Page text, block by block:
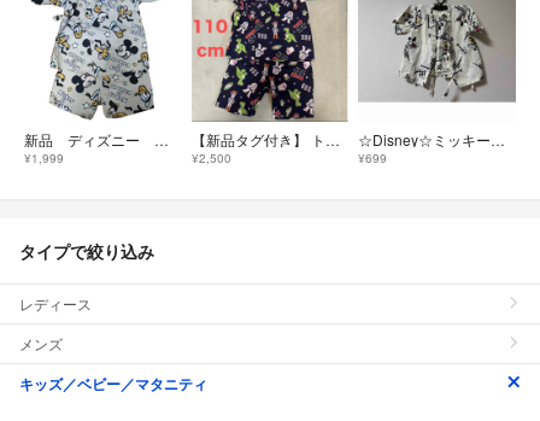
新品 ディズニー ミッキー＆フレンズ 甚平 総柄 120.
¥1,999
【新品タグ付き】 トイストーリー 甚平 浴衣 総柄 夏祭り 盆踊り 花火大会
¥2,500
☆Disney☆ミッキーマウス 甚平 セットアップ ロック柄
¥699
タイプで絞り込み
レディース
メンズ
キッズ／ベビー／マタニティ